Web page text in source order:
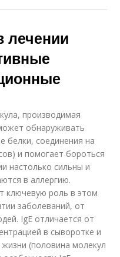
лечении
производимая
обнаруживать
белки, соединения на
и помогает бороться
настолько сильны и
в аллергию.
ключевую роль в этом
заболеваний, от
IgE отличается от
в сыворотке и
(половина молекул